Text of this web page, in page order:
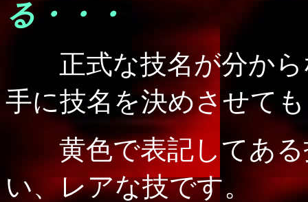
る・・・
正式な技名が分から
手に技名を決めさせて
黄色で表記してある
い、レアな技です。